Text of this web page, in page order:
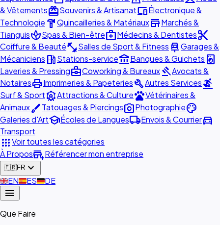
& VêtementsredeemSouvenirs & ArtisanatdevicesÉlectronique &
Technologie hardwareQuincailleries & MatériauxstoreMarchés &
TianguisspaSpas & Bien-êtremedical_servicesMédecins & Dentistescontent_cut
Coiffure & Beautéfitness_centerSalles de Sport & Fitness car_repairGarages &
Mécaniciens local_gas_stationStations-serviceaccount_balanceBanques & Guichets local_laundry_service
Laveries & Pressingbusiness_centerCoworking & BureauxgavelAvocats &
NotairesprintImprimeries & PapeteriesbuildAutres Servicessurfing
Surf & SportattractionsAttractions & CulturepetsVétérinaires &
AnimauxbrushTatouages & Piercingsphoto_cameraPhotographiepalette
Galeries d'ArtschoolÉcoles de Langueslocal_shippingEnvois & Courrierdirections_car
Transport
appsVoir toutes les catégories
À Proposadd_businessRéférencer mon entreprise
🇫🇷FR expand_more
🇬🇧EN🇪🇸ES🇩🇪DE
menu
Que Faire